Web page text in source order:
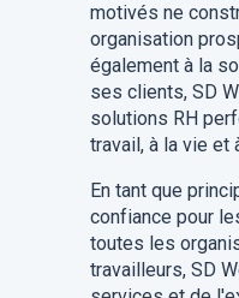
motivés ne
organisation
également à la
ses clients, SD
solutions RH
travail, à la vie et
En tant que
confiance pour
toutes les
travailleurs, SD